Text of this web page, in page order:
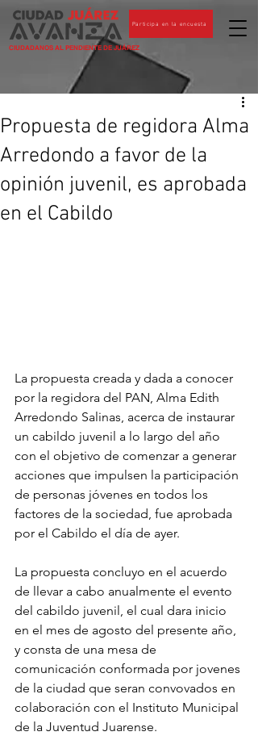
CIUDADANOS AL PENDIENTE DE JUÁREZ
Participa en la encuesta
Propuesta de regidora Alma
Arredondo a favor de la
opinión juvenil, es aprobada
en el Cabildo
La propuesta creada y dada a conocer
por la regidora del PAN, Alma Edith
Arredondo Salinas, acerca de instaurar
un cabildo juvenil a lo largo del año
con el objetivo de comenzar a generar
acciones que impulsen la participación
de personas jóvenes en todos los
factores de la sociedad, fue aprobada
por el Cabildo el día de ayer.
La propuesta concluyo en el acuerdo
de llevar a cabo anualmente el evento
del cabildo juvenil, el cual dara inicio
en el mes de agosto del presente año,
y consta de una mesa de
comunicación conformada por jovenes
de la ciudad que seran convovados en
colaboración con el Instituto Municipal
de la Juventud Juarense.